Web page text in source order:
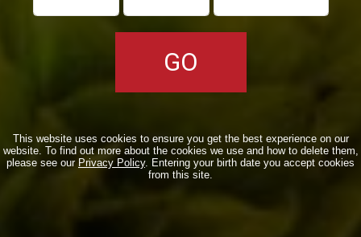
This website uses cookies to ensure you get the best experience on our
website. To find out more about the cookies we use and how to delete them,
please see our Privacy Policy. Entering your birth date you accept cookies
from this site.